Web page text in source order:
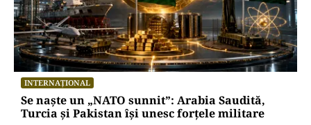
INTERNAȚIONAL
Se naște un „NATO sunnit”: Arabia Saudită,
Turcia și Pakistan își unesc forțele militare